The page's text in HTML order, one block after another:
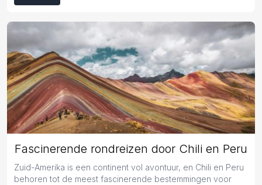
Fascinerende rondreizen door Chili en Peru
Zuid-Amerika is een continent vol avontuur, en Chili en Peru
behoren tot de meest fascinerende bestemmingen voor